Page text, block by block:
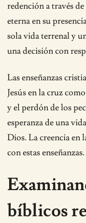
redención a través
eterna en su
sola vida terrenal y
una decisión con
Las enseñanzas
Jesús en la cruz
y el perdón de los
esperanza de una
Dios. La creencia en
con estas enseñanzas.
bíblicos